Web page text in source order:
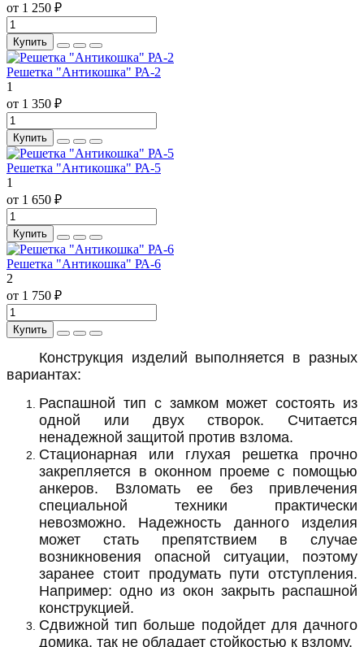
от 1 250 ₽
Купить
Решетка "Антикошка" РА-2
1
от 1 350 ₽
Купить
Решетка "Антикошка" РА-5
1
от 1 650 ₽
Купить
Решетка "Антикошка" РА-6
2
от 1 750 ₽
Купить
Конструкция изделий выполняется в разных
вариантах:
Распашной тип с замком может состоять из
одной или двух створок. Считается
ненадежной защитой против взлома.
Стационарная или глухая решетка прочно
закрепляется в оконном проеме с помощью
анкеров. Взломать ее без привлечения
специальной техники практически
невозможно. Надежность данного изделия
может стать препятствием в случае
возникновения опасной ситуации, поэтому
заранее стоит продумать пути отступления.
Например: одно из окон закрыть распашной
конструкцией.
Сдвижной тип больше подойдет для дачного
домика, так не обладает стойкостью к взлому.